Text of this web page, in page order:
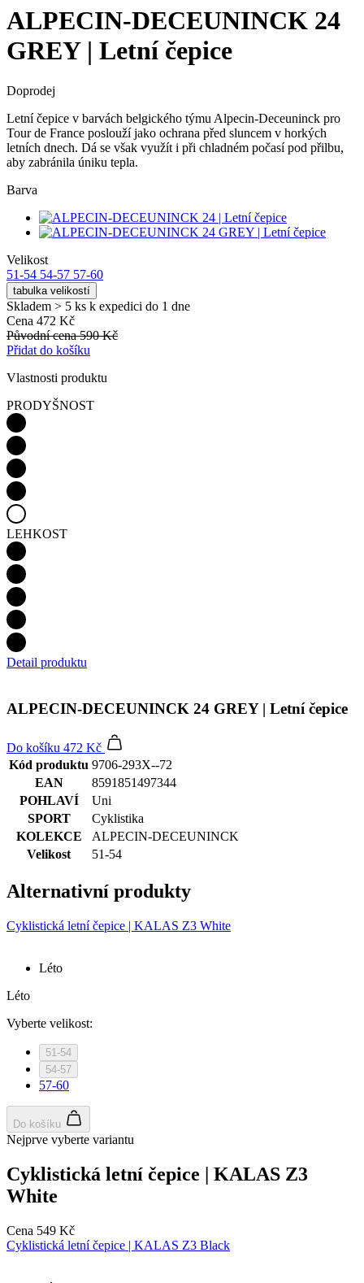
ALPECIN-DECEUNINCK 24
GREY | Letní čepice
Doprodej
Letní čepice v barvách belgického týmu Alpecin-Deceuninck pro
Tour de France poslouží jako ochrana před sluncem v horkých
letních dnech. Dá se však využít i při chladném počasí pod přilbu,
aby zabránila úniku tepla.
Barva
Velikost
51-54 54-57 57-60
tabulka velikostí
Skladem > 5 ks k expedici do 1 dne
Cena 472 Kč
Původní cena590 Kč
Přidat do košíku
Vlastnosti produktu
PRODYŠNOST
LEHKOST
Detail produktu
ALPECIN-DECEUNINCK 24 GREY | Letní čepice
Do košíku 472 Kč
Kód produktu 9706-293X--72
EAN
8591851497344
POHLAVÍ
Uni
SPORT
Cyklistika
KOLEKCE
ALPECIN-DECEUNINCK
Velikost
51-54
Alternativní produkty
Cyklistická letní čepice | KALAS Z3 White
Léto
Léto
Vyberte velikost:
51-54
54-57
57-60
Do košíku
Nejprve vyberte variantu
Cyklistická letní čepice | KALAS Z3
White
Cena 549 Kč
Cyklistická letní čepice | KALAS Z3 Black